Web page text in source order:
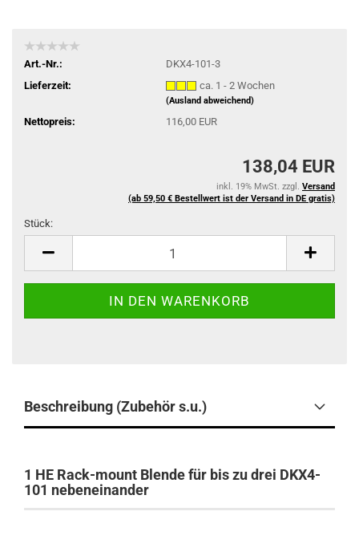
Art.-Nr.:
DKX4-101-3
Lieferzeit:
ca. 1 - 2 Wochen
(Ausland abweichend)
Nettopreis: 116,00 EUR
138,04 EUR
inkl. 19% MwSt. zzgl. Versand
(ab 59,50 € Bestellwert ist der Versand in DE gratis)
Stück:
Beschreibung (Zubehör s.u.)
1 HE Rack-mount Blende für bis zu drei DKX4-
101 nebeneinander